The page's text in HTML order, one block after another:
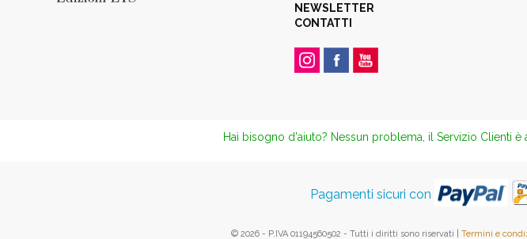
NEWSLETTER
CONTATTI
Hai bisogno d'aiuto? Nessun problema, il Servizio Clienti è
Pagamenti sicuri con
© 2026 - P.IVA 01194560502 - Tutti i diritti sono riservati | Termini e